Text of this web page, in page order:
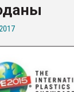
выдува ПЭТ
НА ФОРУМ